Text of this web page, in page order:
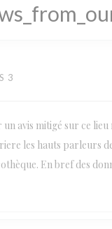
3
un avis mitigé sur ce
les hauts parleurs
En bref des